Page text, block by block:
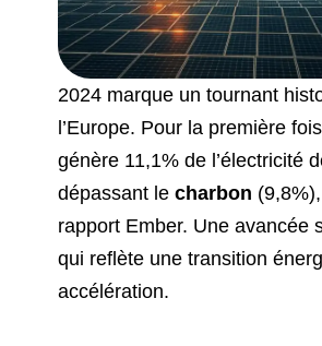
2024 marque un tournant
l’Europe. Pour la première
génère 11,1% de l’électricité
dépassant lecharbon
rapport Ember. Une avancée
qui reflète une transition
accélération.